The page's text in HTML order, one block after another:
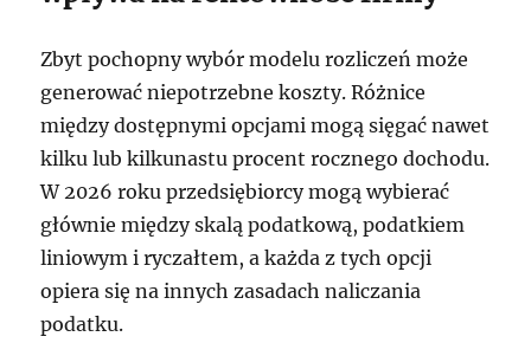
Zbyt pochopny wybór modelu rozliczeń może
generować niepotrzebne koszty. Różnice
między dostępnymi opcjami mogą sięgać nawet
kilku lub kilkunastu procent rocznego dochodu.
W 2026 roku przedsiębiorcy mogą wybierać
głównie między skalą podatkową, podatkiem
liniowym i ryczałtem, a każda z tych opcji
opiera się na innych zasadach naliczania
podatku.